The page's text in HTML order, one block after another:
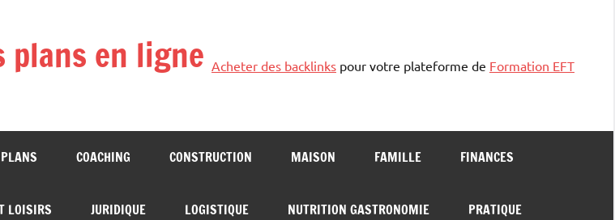
plans en ligne Acheter des backlinks pour votre plateforme de Formation EFT
COACHING CONSTRUCTION MAISON FAMILLE FINANCES
LOISIRS JURIDIQUE LOGISTIQUE NUTRITION GASTRONOMIE PRATIQUE